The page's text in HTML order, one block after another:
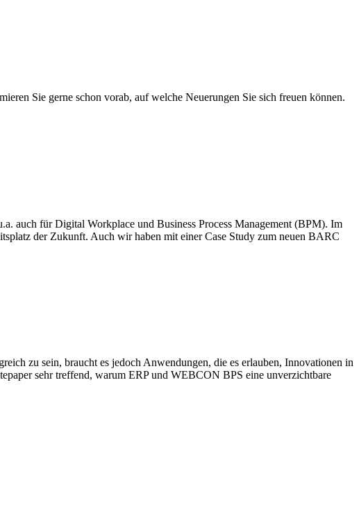
Sie gerne schon vorab, auf welche Neuerungen Sie sich freuen können.
auch für Digital Workplace und Business Process Management (BPM). Im
der Zukunft. Auch wir haben mit einer Case Study zum neuen BARC
zu sein, braucht es jedoch Anwendungen, die es erlauben, Innovationen in
sehr treffend, warum ERP und WEBCON BPS eine unverzichtbare